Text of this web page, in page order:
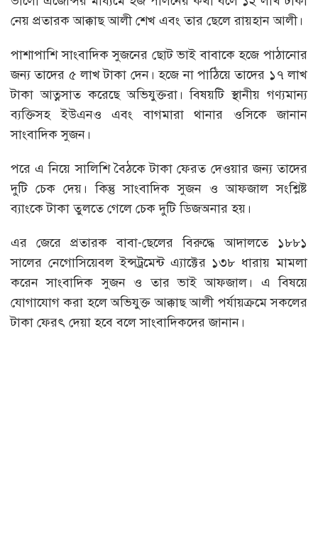
নেয় প্রতারক আক্কাছ আলী শেখ এবং তার ছেলে রায়হান আলী।
পাশাপাশি সাংবাদিক সুজনের ছোট ভাই বাবাকে হজে পাঠানোর
জন্য তাদের ৫ লাখ টাকা দেন। হজে না পাঠিয়ে তাদের ১৭ লাখ
টাকা আত্নসাত করেছে অভিযুক্তরা। বিষয়টি স্থানীয় গণ্যমান্য
ব্যক্তিসহ ইউএনও এবং বাগমারা থানার ওসিকে জানান
সাংবাদিক সুজন।
পরে এ নিয়ে সালিশি বৈঠকে টাকা ফেরত দেওয়ার জন্য তাদের
দুটি চেক দেয়। কিন্তু সাংবাদিক সুজন ও আফজাল সংশ্লিষ্ট
ব্যাংকে টাকা তুলতে গেলে চেক দুটি ডিজঅনার হয়।
এর জেরে প্রতারক বাবা-ছেলের বিরুদ্ধে আদালতে ১৮৮১
সালের নেগোসিয়েবল ইন্সট্রমেন্ট এ্যাক্টের ১৩৮ ধারায় মামলা
করেন সাংবাদিক সুজন ও তার ভাই আফজাল। এ বিষয়ে
যোগাযোগ করা হলে অভিযুক্ত আক্কাছ আলী পর্যায়ক্রমে সকলের
টাকা ফেরৎ দেয়া হবে বলে সাংবাদিকদের জানান।